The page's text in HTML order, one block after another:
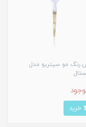
رنگ مو سیتریو مدل